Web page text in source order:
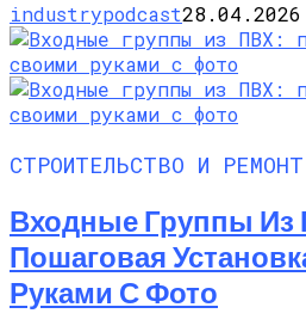
industrypodcast28.04.2026
СТРОИТЕЛЬСТВО И РЕМОНТ
Входные Группы Из
Пошаговая
Руками С Фото